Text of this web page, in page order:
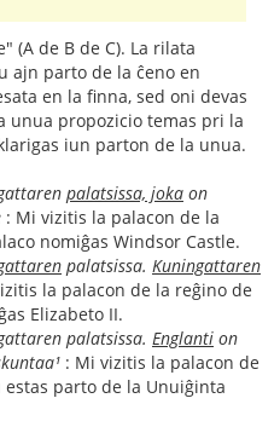
(A de B de C). La rilata
ajn parto de la ĉeno en
en la finna, sed oni devas
unua propozicio temas pri la
iun parton de la unua.
palatsissa, joka on
: Mi vizitis la palacon de la
nomiĝas Windsor Castle.
palatsissa. Kuningattaren
la palacon de la reĝino de
Elizabeto II.
palatsissa. Englanti on
: Mi vizitis la palacon de
parto de la Unuiĝinta